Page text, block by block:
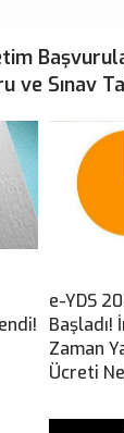
ve Sınav
e-YDS
Başladı!
Zaman
Ücreti Ne